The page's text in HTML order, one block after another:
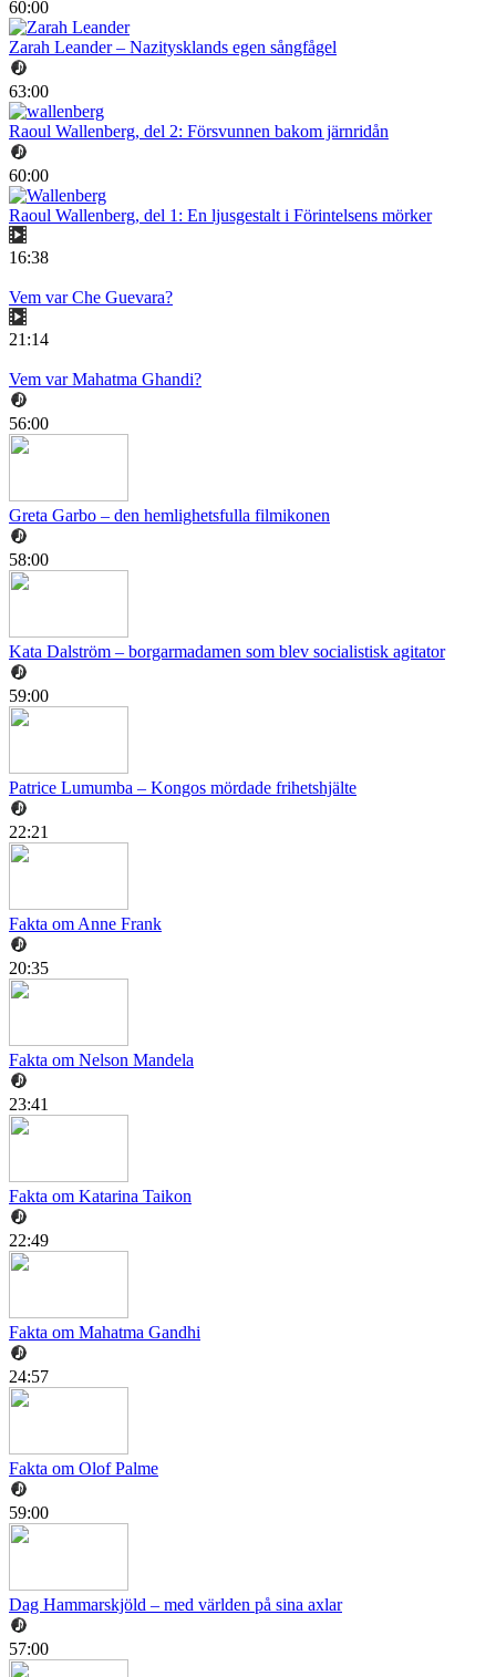
60:00
Zarah Leander – Nazitysklands egen sångfågel
63:00
Raoul Wallenberg, del 2: Försvunnen bakom järnridån
60:00
Raoul Wallenberg, del 1: En ljusgestalt i Förintelsens mörker
16:38
Vem var Che Guevara?
21:14
Vem var Mahatma Ghandi?
56:00
Greta Garbo – den hemlighetsfulla filmikonen
58:00
Kata Dalström – borgarmadamen som blev socialistisk agitator
59:00
Patrice Lumumba – Kongos mördade frihetshjälte
22:21
Fakta om Anne Frank
20:35
Fakta om Nelson Mandela
23:41
Fakta om Katarina Taikon
22:49
Fakta om Mahatma Gandhi
24:57
Fakta om Olof Palme
59:00
Dag Hammarskjöld – med världen på sina axlar
57:00